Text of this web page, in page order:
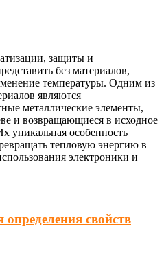
защиты и
без материалов,
температуры. Одним из
являются
металлические элементы,
и возвращающиеся в исходное
уникальная особенность
тепловую энергию в
электроники и
свойств